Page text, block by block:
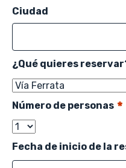
Ciudad
¿Qué quieres
Número de personas *
Fecha de inicio de la